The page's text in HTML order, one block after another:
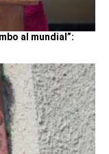
al mundial”: